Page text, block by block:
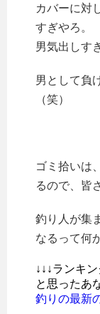
カバーに対
すぎやろ。
男気出しす
男として負
（笑）
ゴミ拾いは
るので、皆
釣り人が集
なるって何
↓↓↓ランキ
と思ったあ
釣りの最新